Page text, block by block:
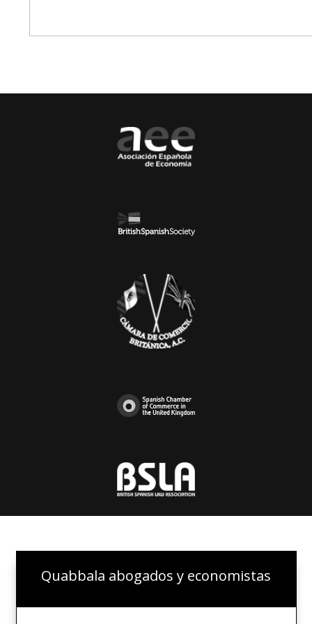
ASIA PACIFIC BUSINESS CONSULTING
Quabbala abogados y economistas